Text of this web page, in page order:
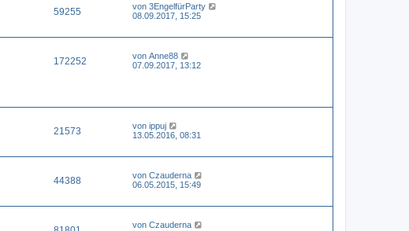
59255 von 3EngelfürParty
08.09.2017, 15:25
172252 von Anne88
07.09.2017, 13:12
21573 von ippuj
13.05.2016, 08:31
44388 von Czauderna
06.05.2015, 15:49
von Czauderna